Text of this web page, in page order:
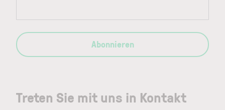
Treten Sie mit uns in Kontakt
Abonnieren